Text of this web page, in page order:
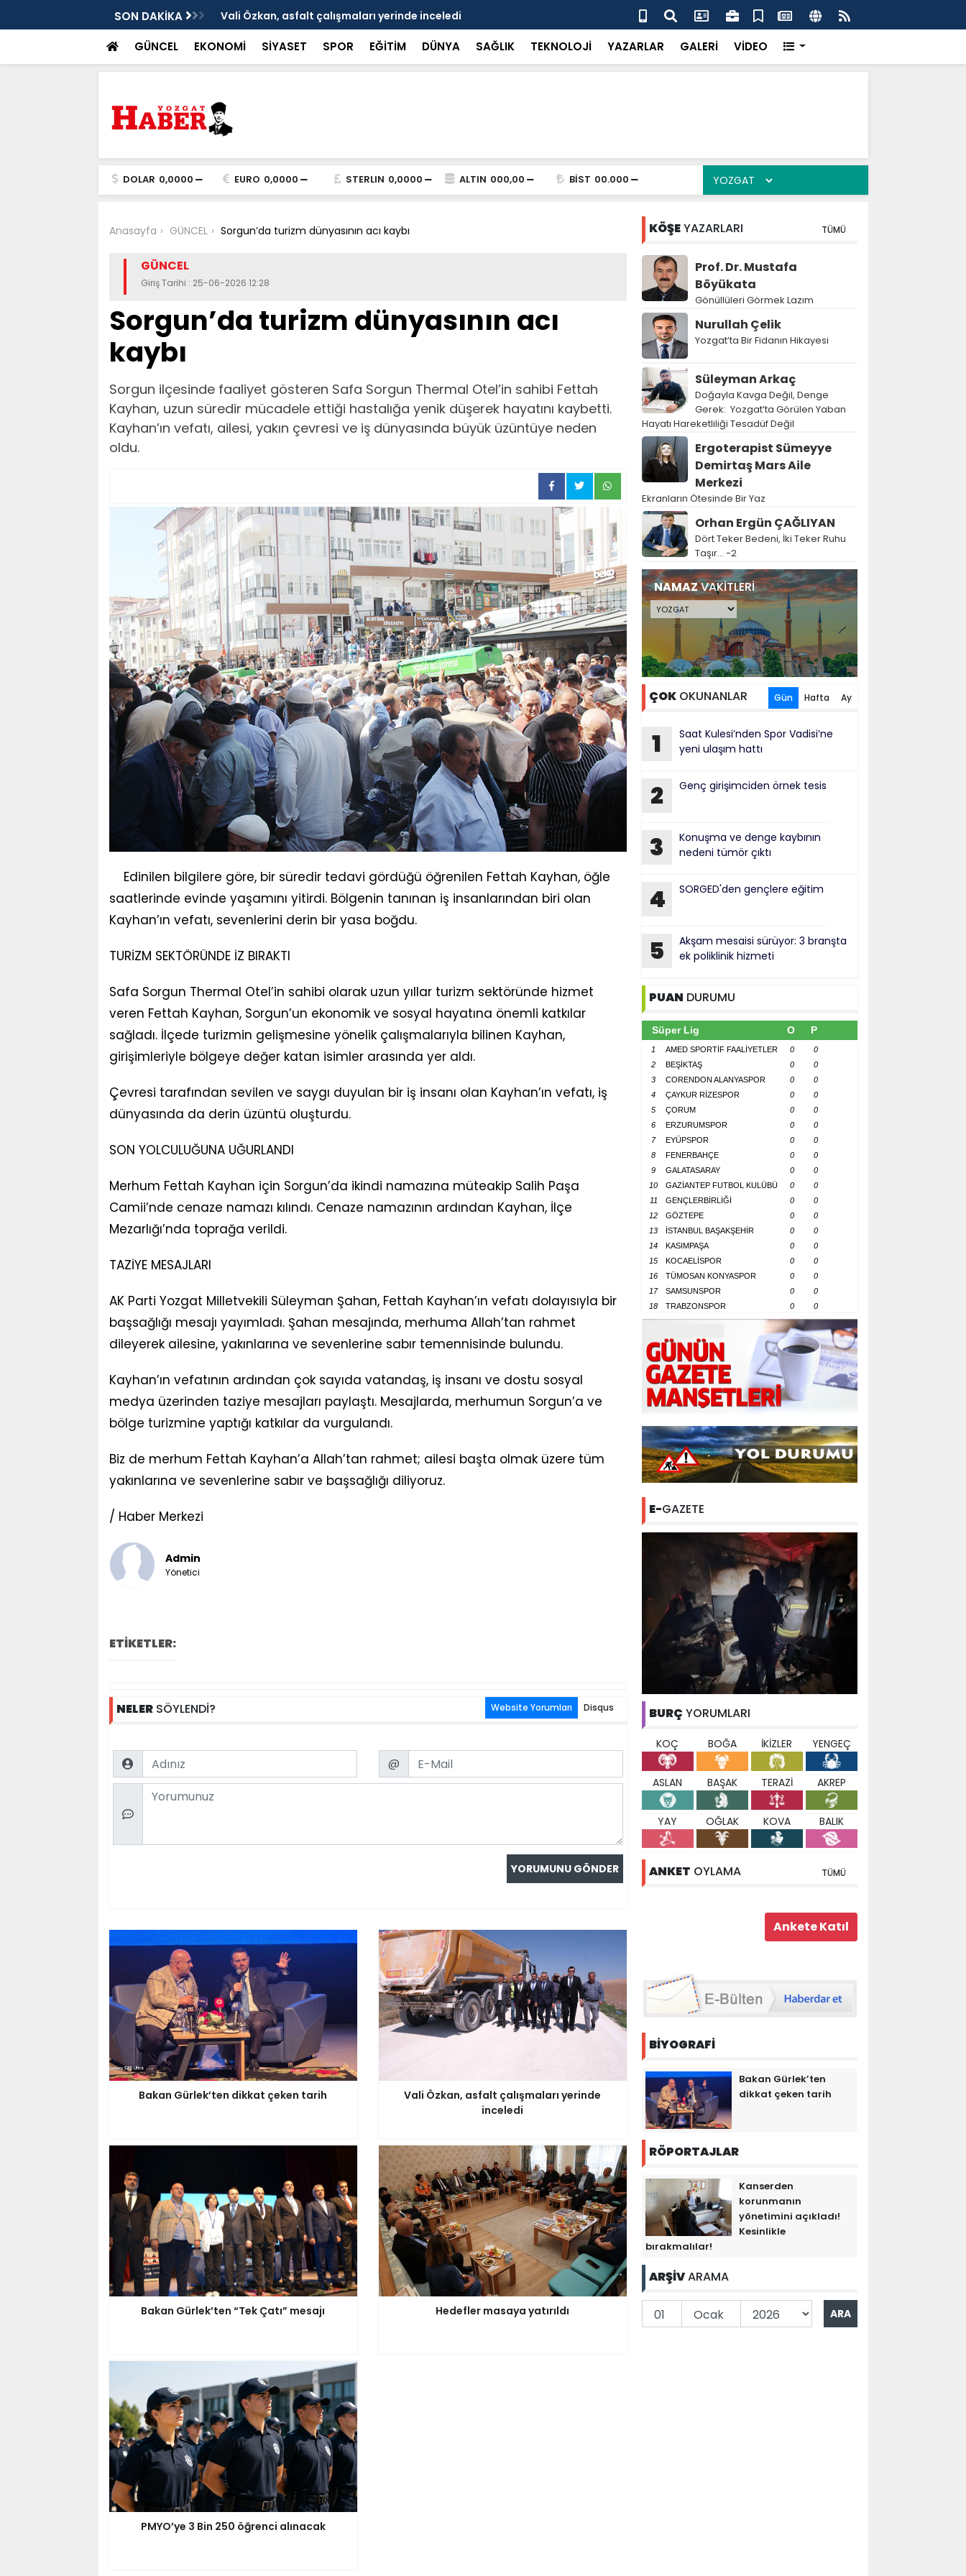
SON DAKİKA Vali Özkan, asfalt çalışmaları yerinde inceledi Bakan Gürlek’ten “Tek Çatı” mesajı
GÜNCEL EKONOMİ SİYASET SPOR EĞİTİM DÜNYA SAĞLIK TEKNOLOJİ YAZARLAR GALERİ VİDEO
DOLAR 0,0000 EURO 0,0000 STERLIN 0,0000 ALTIN 000,00 BİST 00.000
Anasayfa GÜNCEL Sorgun’da turizm dünyasının acı kaybı
GÜNCEL
Giriş Tarihi : 25-06-2026 12:28
Sorgun’da turizm dünyasının acı
kaybı
Sorgun ilçesinde faaliyet gösteren Safa Sorgun Thermal Otel’in sahibi Fettah
Kayhan, uzun süredir mücadele ettiği hastalığa yenik düşerek hayatını kaybetti.
Kayhan’ın vefatı, ailesi, yakın çevresi ve iş dünyasında büyük üzüntüye neden
oldu.
Edinilen bilgilere göre, bir süredir tedavi gördüğü öğrenilen Fettah Kayhan, öğle
saatlerinde evinde yaşamını yitirdi. Bölgenin tanınan iş insanlarından biri olan
Kayhan’ın vefatı, sevenlerini derin bir yasa boğdu.
TURİZM SEKTÖRÜNDE İZ BIRAKTI
Safa Sorgun Thermal Otel’in sahibi olarak uzun yıllar turizm sektöründe hizmet
veren Fettah Kayhan, Sorgun’un ekonomik ve sosyal hayatına önemli katkılar
sağladı. İlçede turizmin gelişmesine yönelik çalışmalarıyla bilinen Kayhan,
girişimleriyle bölgeye değer katan isimler arasında yer aldı.
Çevresi tarafından sevilen ve saygı duyulan bir iş insanı olan Kayhan’ın vefatı, iş
dünyasında da derin üzüntü oluşturdu.
SON YOLCULUĞUNA UĞURLANDI
Merhum Fettah Kayhan için Sorgun’da ikindi namazına müteakip Salih Paşa
Camii’nde cenaze namazı kılındı. Cenaze namazının ardından Kayhan, İlçe
Mezarlığı’nda toprağa verildi.
TAZİYE MESAJLARI
AK Parti Yozgat Milletvekili Süleyman Şahan, Fettah Kayhan’ın vefatı dolayısıyla bir
başsağlığı mesajı yayımladı. Şahan mesajında, merhuma Allah’tan rahmet
dileyerek ailesine, yakınlarına ve sevenlerine sabır temennisinde bulundu.
Kayhan’ın vefatının ardından çok sayıda vatandaş, iş insanı ve dostu sosyal
medya üzerinden taziye mesajları paylaştı. Mesajlarda, merhumun Sorgun’a ve
bölge turizmine yaptığı katkılar da vurgulandı.
Biz de merhum Fettah Kayhan’a Allah’tan rahmet; ailesi başta olmak üzere tüm
yakınlarına ve sevenlerine sabır ve başsağlığı diliyoruz.
/ Haber Merkezi
Admin
Yönetici
ETİKETLER:
NELERSÖYLENDİ? Website Yorumları Disqus
Name Email
@
Comment
Bakan Gürlek’ten dikkat çeken tarih
Vali Özkan, asfalt çalışmaları yerinde
inceledi
Bakan Gürlek’ten “Tek Çatı” mesajı Hedefler masaya yatırıldı
PMYO’ye 3 Bin 250 öğrenci alınacak
KÖŞEYAZARLARI TÜMÜ
Prof. Dr. Mustafa
Böyükata
Gönüllüleri Görmek Lazım
Nurullah Çelik
Yozgat’ta Bir Fidanın Hikayesi
Süleyman Arkaç
Doğayla Kavga Değil, Denge
Gerek: Yozgat’ta Görülen Yaban
Hayatı Hareketliliği Tesadüf Değil
Ergoterapist Sümeyye
Demirtaş Mars Aile
Merkezi
Ekranların Ötesinde Bir Yaz
Orhan Ergün ÇAĞLIYAN
Dört Teker Bedeni, İki Teker Ruhu
Taşır… -2
NAMAZVAKİTLERİ
ÇOKOKUNANLAR Gün Hafta Ay
1
Saat Kulesi’nden Spor Vadisi’ne
yeni ulaşım hattı
2 Genç girişimciden örnek tesis
3
Konuşma ve denge kaybının
nedeni tümör çıktı
4 SORGED'den gençlere eğitim
5
Akşam mesaisi sürüyor: 3 branşta
ek poliklinik hizmeti
PUAN DURUMU
Süper Lig O P
1 AMED SPORTİF FAALİYETLER 0
0
2
BEŞİKTAŞ 0
0
3
CORENDON ALANYASPOR 0
0
4
ÇAYKUR RİZESPOR 0
0
5
ÇORUM 0
0
6
ERZURUMSPOR 0
0
7
EYÜPSPOR 0
0
8
FENERBAHÇE 0
0
9
GALATASARAY 0
0
10
GAZİANTEP FUTBOL KULÜBÜ 0
0
11
GENÇLERBİRLİĞİ 0
0
12
GÖZTEPE 0
0
13
İSTANBUL BAŞAKŞEHİR 0
0
14
KASIMPAŞA 0
0
15
KOCAELİSPOR 0
0
16
TÜMOSAN KONYASPOR 0
0
17
SAMSUNSPOR 0
0
18
TRABZONSPOR 0 0
E-GAZETE
BURÇ YORUMLARI
KOÇ BOĞA İKİZLER YENGEÇ
ASLAN BAŞAK TERAZİ AKREP
YAY OĞLAK KOVA BALIK
ANKET OYLAMA TÜMÜ
BİYOGRAFİ
Bakan Gürlek’ten
dikkat çeken tarih
RÖPORTAJLAR
Kanserden
korunmanın
yönetimini açıkladı!
Kesinlikle
bırakmalılar!
ARŞİVARAMA